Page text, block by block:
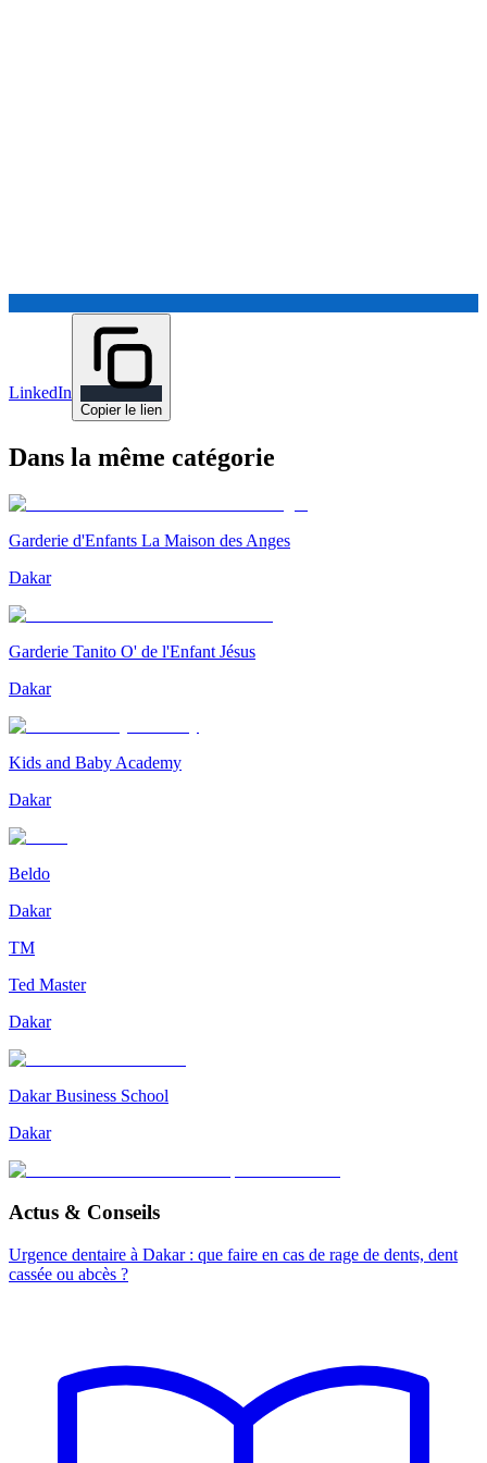
LinkedIn
Copier le lien
Dans la même catégorie
Garderie d'Enfants La Maison des Anges
Dakar
Garderie Tanito O' de l'Enfant Jésus
Dakar
Kids and Baby Academy
Dakar
Beldo
Dakar
TM
Ted Master
Dakar
Dakar Business School
Dakar
Actus & Conseils
Urgence dentaire à Dakar : que faire en cas de rage de dents, dent
cassée ou abcès ?